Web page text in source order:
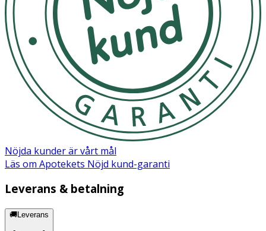
Nöjda kunder är vårt mål
Läs om Apotekets Nöjd kund-garanti
Leverans & betalning
🚚Leverans